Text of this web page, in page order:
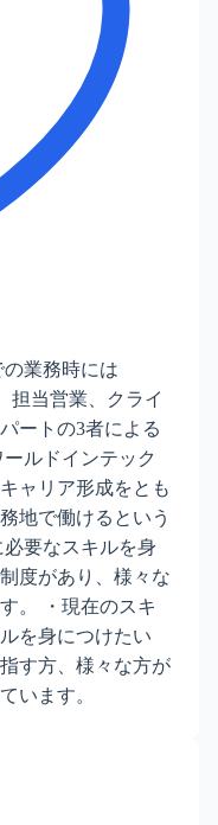
の業務時には
担当営業、クライ
ートの3者による
ルドインテック
ャリア形成をとも
地で働けるという
要なスキルを身
度があり、様々な
。 ・現在のスキ
を身につけたい
す方、様々な方が
います。